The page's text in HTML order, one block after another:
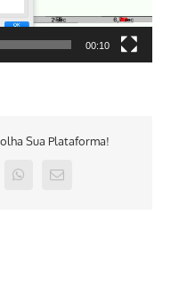
00:10
Sua Plataforma!
WhatsApp
E-